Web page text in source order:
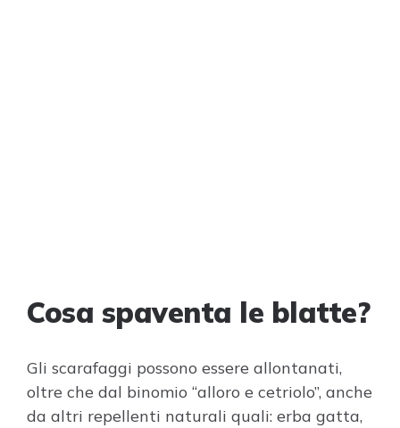
Cosa spaventa le blatte?
Gli scarafaggi possono essere allontanati,
oltre che dal binomio “alloro e cetriolo”, anche
da altri repellenti naturali quali: erba gatta,